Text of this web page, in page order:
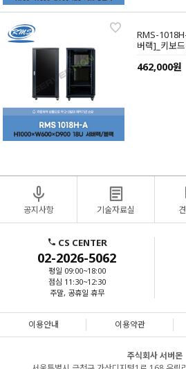
RMS-
버랙]_키보
462,000원
공지사항 기술자료실
CS CENTER
02-2026-5062
평일 09:00~18:00
점심 11:30~12:30
주말, 공휴일 휴무
이용안내 이용약관
주식회사 서버몬